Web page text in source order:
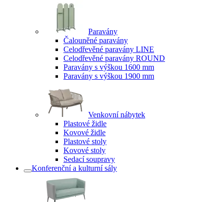
Paravány
Čalouněné paravány
Celodřevěné paravány LINE
Celodřevěné paravány ROUND
Paravány s výškou 1600 mm
Paravány s výškou 1900 mm
Venkovní nábytek
Plastové židle
Kovové židle
Plastové stoly
Kovové stoly
Sedací soupravy
Konferenční a kulturní sály